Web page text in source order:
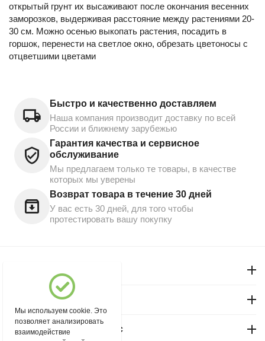
открытый грунт их высаживают после окончания весенних
заморозков, выдерживая расстояние между растениями 20-
30 см. Можно осенью выкопать растения, посадить в
горшок, перенести на светлое окно, обрезать цветоносы с
отцветшими цветами
Быстро и качественно доставляем
Наша компания производит доставку по всей
России и ближнему зарубежью
Гарантия качества и сервисное
обслуживание
Мы предлагаем только те товары, в качестве
которых мы уверены
Возврат товара в течение 30 дней
У вас есть 30 дней, для того чтобы
протестировать вашу покупку
Магазин "Северный"
Покупательский сервис
Мы используем cookie. Это
позволяет анализировать
взаимодействие